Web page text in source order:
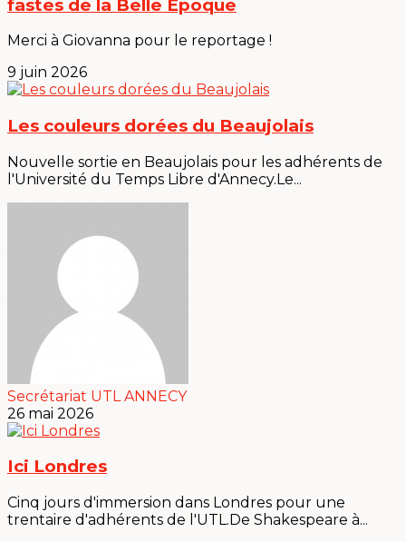
fastes de la Belle Epoque
Merci à Giovanna pour le reportage !
9 juin 2026
Les couleurs dorées du Beaujolais
Nouvelle sortie en Beaujolais pour les adhérents de
l'Université du Temps Libre d'Annecy.Le...
Secrétariat UTL ANNECY
26 mai 2026
Ici Londres
Cinq jours d'immersion dans Londres pour une
trentaire d'adhérents de l'UTL.De Shakespeare à...